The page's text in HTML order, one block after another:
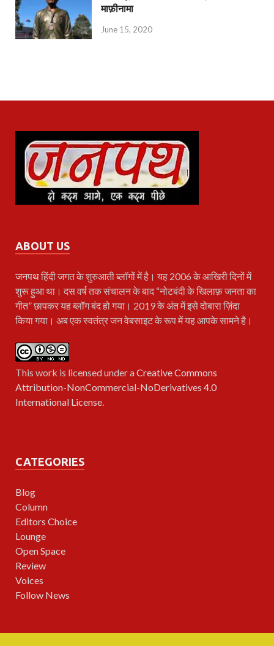
माफ़ीनामा
June 15, 2020
ABOUT US
जनपथहिंदी जगत के शुरुआती ब्लॉगों में है। यह 2006 के आखिरी दिनों में
शुरू हुआ था। दस वर्ष तक संचालन के बाद “नोटबंदी के खिलाफ़ जनता का
गीत” छापकर यह ब्लॉग बंद हो गया। 2019 के अंत में इसे दोबारा ज़िंदा
किया गया। अब एक स्वतंत्र जन वेबसाइट के रूप में यह आपके सामने है।
This work is licensed under aCreative Commons
Attribution-NonCommercial-NoDerivatives 4.0
International License.
CATEGORIES
Blog
Column
Editors Choice
Lounge
Open Space
Review
Voices
Follow News